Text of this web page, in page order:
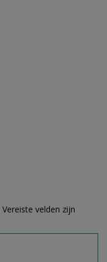
Vereiste velden zijn